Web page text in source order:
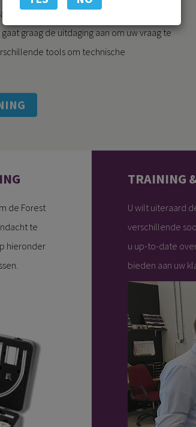
bij ons terecht, want onze eigen
graag de uitdaging aan om uw vraag te
tools om technische
de Forest
te
hieronder
TRAINING
U wilt uiteraard
verschillende
u up-to-date
bieden aan uw